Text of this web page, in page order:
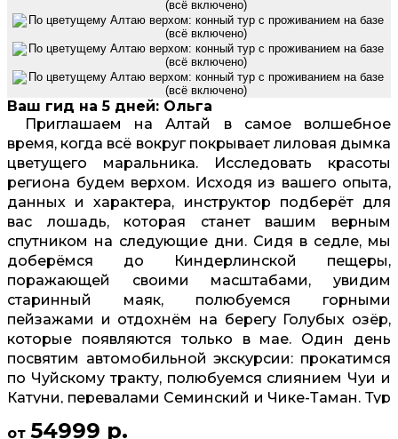
Ваш гид на 5 дней: Ольга
Приглашаем на Алтай в самое волшебное
время, когда всё вокруг покрывает лиловая дымка
цветущего маральника. Исследовать красоты
региона будем верхом. Исходя из вашего опыта,
данных и характера, инструктор подберёт для
вас лошадь, которая станет вашим верным
спутником на следующие дни. Сидя в седле, мы
доберёмся до Киндерлинской пещеры,
поражающей своими масштабами, увидим
старинный маяк, полюбуемся горными
пейзажами и отдохнём на берегу Голубых озёр,
которые появляются только в мае. Один день
посвятим автомобильной экскурсии: прокатимся
по Чуйскому тракту, полюбуемся слиянием Чуи и
Катуни, перевалами Семинский и Чике-Таман. Тур
от 54999 р.